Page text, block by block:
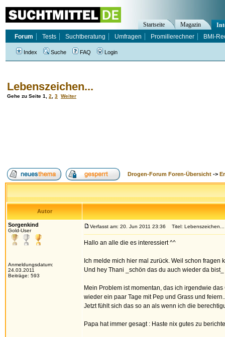
Lebenszeichen...
Gehe zu Seite 1 2 3 Weiter
Drogen-Forum Foren-Übersicht ->
Autor
Sorgenkind
Gold-User
Anmeldungsdatum:
24.03.2011
Beiträge: 593
Verfasst am: 20. Jun 2011 23:36 Titel: Lebenszeichen...
Hallo an alle die es interessiert ^^
Ich melde mich hier mal zurück. Weil schon fragen
Und hey Thani _schön das du auch wieder da bist_
Mein Problem ist momentan, das ich irgendwie
wieder ein paar Tage mit Pep und Grass und
Jetzt fühlt sich das so an als wenn ich die
Papa hat immer gesagt : Haste nix gutes zu
Startseite Magazin
Forum
Tests Suchtberatung Umfragen Promillerechner BMI-
Index Suche FAQ Login